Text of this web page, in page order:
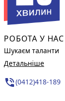
РОБОТА У НАС
Шукаєм таланти
Детальніше
phone_in_talk(0412)418-189